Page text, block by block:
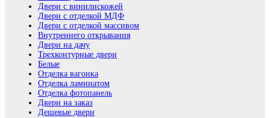
Двери с винилискожей
Двери с отделкой МДФ
Двери с отделкой массивом
Внутреннего открывания
Двери на дачу
Трехконтурные двери
Белые
Отделка вагонка
Отделка ламинатом
Отделка фотопанель
Двери на заказ
Дешевые двери